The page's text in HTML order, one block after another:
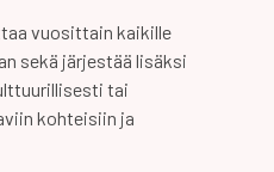
vuosittain kaikille
sekä järjestää lisäksi
tai
kohteisiin ja